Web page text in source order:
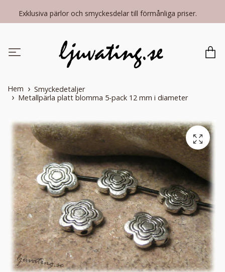
Exklusiva pärlor och smyckesdelar till förmånliga priser.
Hem
Smyckedetaljer
Metallpärla platt blomma 5-pack 12 mm i diameter